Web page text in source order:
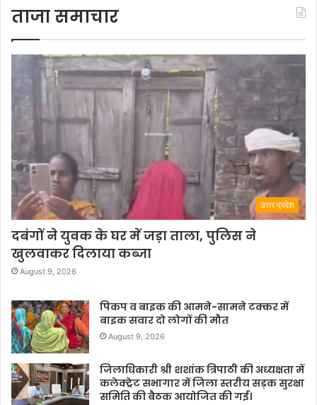
ताजा समाचार
उत्तर प्रदेश
दबंगों ने युवक के घर में जड़ा ताला, पुलिस ने
खुलवाकर दिलाया कब्जा
August 9, 2026
पिकप व बाइक की आमने-सामने टक्कर में
बाइक सवार दो लोगों की मौत
August 9, 2026
जिलाधिकारी श्री शशांक त्रिपाठी की अध्यक्षता में
कलेक्ट्रेट सभागार में जिला स्तरीय सड़क सुरक्षा
समिति की बैठक आयोजित की गई।